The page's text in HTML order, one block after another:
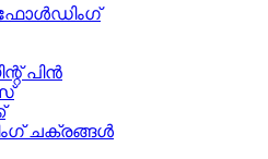
പിൻ
ചക്രങ്ങൾ